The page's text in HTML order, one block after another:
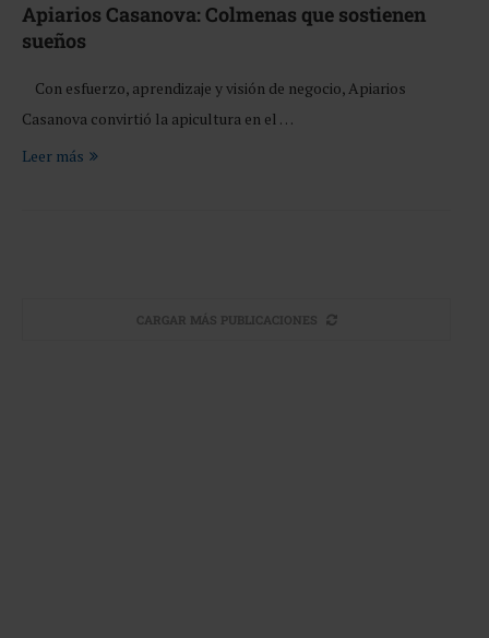
Apiarios Casanova: Colmenas que sostienen
sueños
Con esfuerzo, aprendizaje y visión de negocio, Apiarios
Casanova convirtió la apicultura en el …
Leer más
CARGAR MÁS PUBLICACIONES